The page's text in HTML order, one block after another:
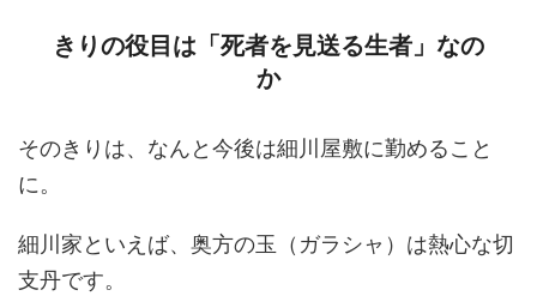
きりの役目は「死者を見送る生者」なの
か
そのきりは、なんと今後は細川屋敷に勤めること
に。
細川家といえば、奥方の玉（ガラシャ）は熱心な切
支丹です。